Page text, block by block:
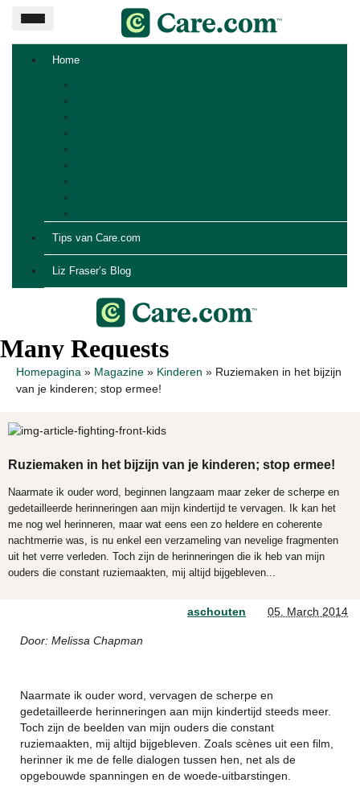
Home
Tips van Care.com
Liz Fraser’s Blog
Homepagina » Magazine » Kinderen » Ruziemaken in het bijzijn
van je kinderen; stop ermee!
Ruziemaken in het bijzijn van je kinderen; stop ermee!
Naarmate ik ouder word, beginnen langzaam maar zeker de scherpe en
gedetailleerde herinneringen aan mijn kindertijd te vervagen. Ik kan het
me nog wel herinneren, maar wat eens een zo heldere en coherente
nachtmerrie was, is nu enkel een verzameling van nevelige fragmenten
uit het verre verleden. Toch zijn de herinneringen die ik heb van mijn
ouders die constant ruziemaakten, mij altijd bijgebleven...
aschouten 05. March 2014
Door: Melissa Chapman
Naarmate ik ouder word, vervagen de scherpe en
gedetailleerde herinneringen aan mijn kindertijd steeds meer.
Toch zijn de beelden van mijn ouders die constant
ruziemaakten, mij altijd bijgebleven. Zoals scènes uit een film,
herinner ik me de felle dialogen tussen hen, net als de
opgebouwde spanningen en de woede-uitbarstingen.